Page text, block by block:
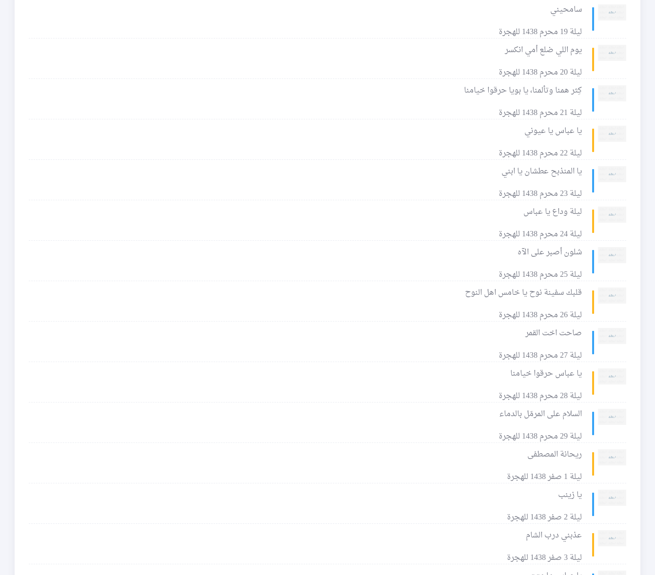
سامحيني
ليلة 19 محرم 1438 للهجرة
يوم اللي ضلع أمي انكسر
ليلة 20 محرم 1438 للهجرة
كِثر همنا وتألمنا، يا بويا حرقوا خيامنا
ليلة 21 محرم 1438 للهجرة
يا عباس يا عيوني
ليلة 22 محرم 1438 للهجرة
يا المنذبح عطشان يا ابني
ليلة 23 محرم 1438 للهجرة
ليلة وداع يا عباس
ليلة 24 محرم 1438 للهجرة
شلون أصبر على الآه
ليلة 25 محرم 1438 للهجرة
قلبك سفينة نوح يا خامس اهل النوح
ليلة 26 محرم 1438 للهجرة
صاحت اخت القمر
ليلة 27 محرم 1438 للهجرة
يا عباس حرقوا خيامنا
ليلة 28 محرم 1438 للهجرة
السلام على المرمّل بالدماء
ليلة 29 محرم 1438 للهجرة
ريحانة المصطفى
ليلة 1 صفر 1438 للهجرة
يا زينب
ليلة 2 صفر 1438 للهجرة
عذبني درب الشام
ليلة 3 صفر 1438 للهجرة